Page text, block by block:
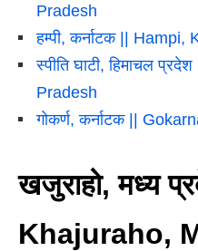
Pradesh
हम्पी, कर्नाटक || Hampi,
स्पीति घाटी, हिमाचल
Pradesh
गोकर्ण, कर्नाटक ||
खजुराहो, मध्य
Khajuraho,